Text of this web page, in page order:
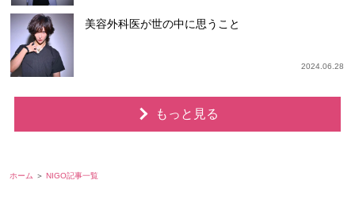
美容外科医が世の中に思うこと
2024.06.28
もっと見る
ホーム NIGO記事一覧